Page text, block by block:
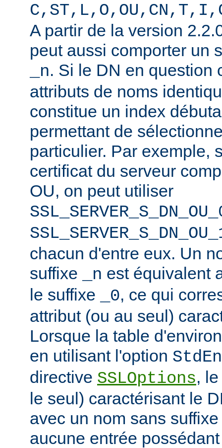
A partir de la version
peut aussi comporter un
_n. Si le DN en question
attributs de noms
constitue un index
permettant de
particulier. Par exemple,
certificat du serveur
OU, on peut utiliser
chacun d'entre eux. Un
suffixe
_n est équivalent
le suffixe
_0, ce qui
attribut (ou au seul)
Lorsque la table
en utilisant l'option
directive SSLOptions,
le seul) caractérisant le
avec un nom sans
aucune entrée